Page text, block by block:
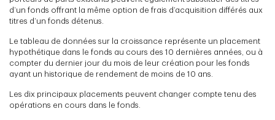
d’un fonds offrant la même option de frais d’acquisition différés aux
titres d’un fonds détenus.
Le tableau de données sur la croissance représente un placement
hypothétique dans le fonds au cours des 10 dernières années, ou à
compter du dernier jour du mois de leur création pour les fonds
ayant un historique de rendement de moins de 10 ans.
Les dix principaux placements peuvent changer compte tenu des
opérations en cours dans le fonds.